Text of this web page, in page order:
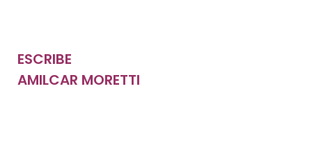
ESCRIBE
AMILCAR MORETTI